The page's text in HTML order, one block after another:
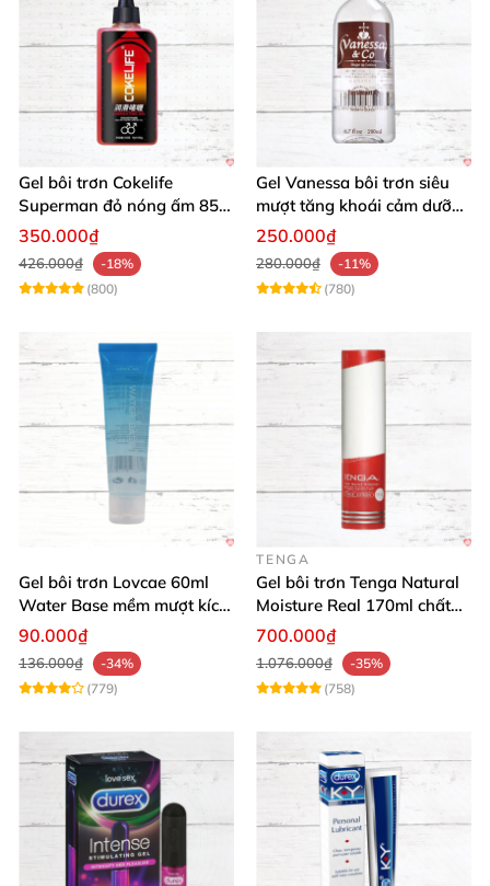
Gel bôi trơn Cokelife
Superman đỏ nóng ấm 85g
giảm đau rát
350.000₫
426.000₫
-18%
(800)
Gel Vanessa bôi trơn siêu
mượt tăng khoái cảm dưỡng
ẩm 200ml
250.000₫
280.000₫
-11%
(780)
Gel bôi trơn Lovcae 60ml
Water Base mềm mượt kích
thích
90.000₫
136.000₫
-34%
(779)
TENGA
Gel bôi trơn Tenga Natural
Moisture Real 170ml chất
lượng cao mềm mượt an
700.000₫
1.076.000₫
-35%
(758)